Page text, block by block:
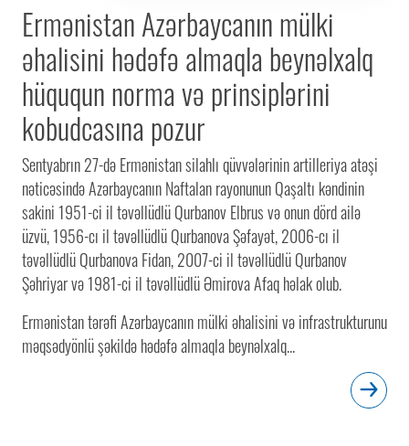
Ermənistan Azərbaycanın mülki
əhalisini hədəfə almaqla beynəlxalq
hüququn norma və prinsiplərini
kobudcasına pozur
Sentyabrın 27-də Ermənistan silahlı qüvvələrinin artilleriya atəşi
nəticəsində Azərbaycanın Naftalan rayonunun Qaşaltı kəndinin
sakini 1951-ci il təvəllüdlü Qurbanov Elbrus və onun dörd ailə
üzvü, 1956-cı il təvəllüdlü Qurbanova Şəfayət, 2006-cı il
təvəllüdlü Qurbanova Fidan, 2007-ci il təvəllüdlü Qurbanov
Şəhriyar və 1981-ci il təvəllüdlü Əmirova Afaq həlak olub.
Ermənistan tərəfi Azərbaycanın mülki əhalisini və infrastrukturunu
məqsədyönlü şəkildə hədəfə almaqla beynəlxalq...